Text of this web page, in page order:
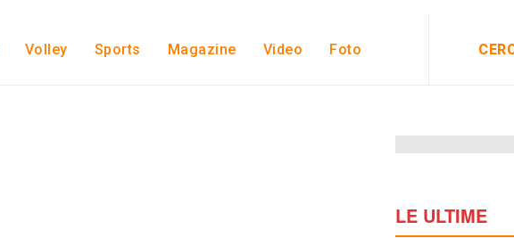
Volley Sports Magazine Video Foto
LE ULTIME